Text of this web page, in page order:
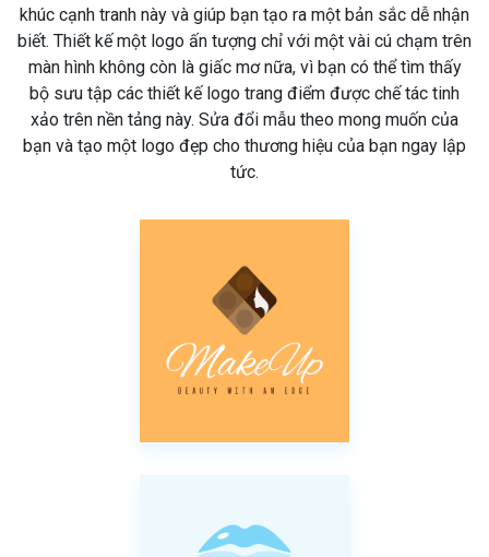
khúc cạnh tranh này và giúp bạn tạo ra một bản sắc dễ nhận
biết. Thiết kế một logo ấn tượng chỉ với một vài cú chạm trên
màn hình không còn là giấc mơ nữa, vì bạn có thể tìm thấy
bộ sưu tập các thiết kế logo trang điểm được chế tác tinh
xảo trên nền tảng này. Sửa đổi mẫu theo mong muốn của
bạn và tạo một logo đẹp cho thương hiệu của bạn ngay lập
tức.